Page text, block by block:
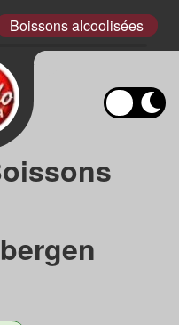
Boissons alcoolisées